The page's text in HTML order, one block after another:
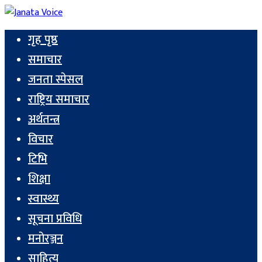
गृह पृष्ठ
समाचार
जनता स्पेसल
राष्ट्रिय समाचार
अर्थतन्त्र
विचार
टिभि
शिक्षा
स्वास्थ्य
सूचना प्रविधि
मनोरञ्जन